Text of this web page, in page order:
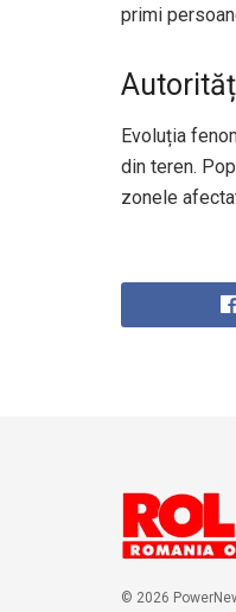
primi
Evoluția
din teren.
zonele
© 2026